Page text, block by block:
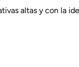
altas y con la